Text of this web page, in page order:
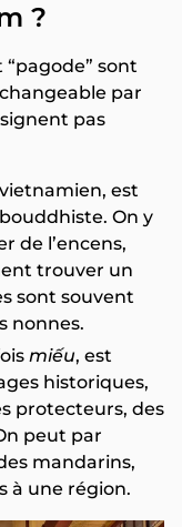
?
sont
par
pas
est
On y
de l’encens,
trouver un
sont souvent
nonnes.
miếu, est
historiques,
protecteurs, des
peut par
mandarins,
à une région.